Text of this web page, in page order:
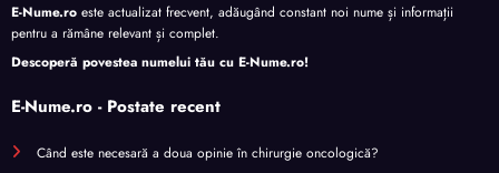
E-Nume.ro este actualizat frecvent, adăugând constant noi nume și informații
pentru a rămâne relevant și complet.
Descoperă povestea numelui tău cu E-Nume.ro!
E-Nume.ro - Postate recent
Când este necesară a doua opinie în chirurgie oncologică?